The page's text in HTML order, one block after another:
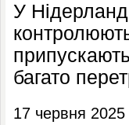
У
багато
17 червня